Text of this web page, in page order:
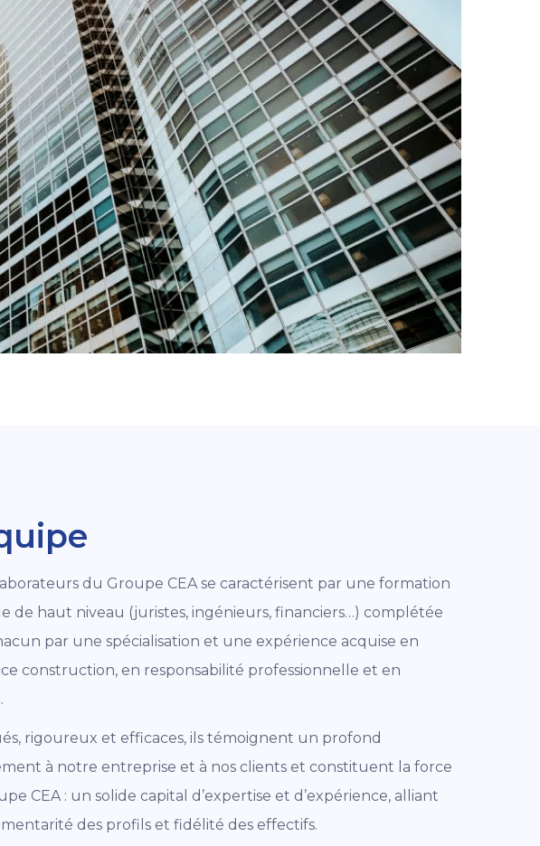
du Groupe CEA se caractérisent par une formation
de haut niveau (juristes, ingénieurs, financiers…) complétée
par une spécialisation et une expérience acquise en
construction, en responsabilité professionnelle et en
rigoureux et efficaces, ils témoignent un profond
à notre entreprise et à nos clients et constituent la force
CEA : un solide capital d’expertise et d’expérience, alliant
des profils et fidélité des effectifs.